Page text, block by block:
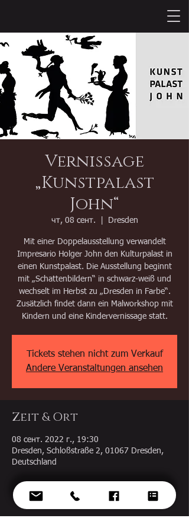
Vernissage
„Kunstpalast
John“
чт, 08 сент. Dresden
Mit einer Doppelausstellung verwandelt
Impresario Holger John den Kulturpalast in
einen Kunstpalast. Die Ausstellung beginnt
mit „Schattenbildern“ in schwarz-weiß und
wechselt im Herbst zu „Dresden in Farbe“.
Zusätzlich findet dann ein Malworkshop mit
Kindern und eine Kindervernissage statt.
Tickets stehen nicht zum Verkauf
Andere Veranstaltungen ansehen
Zeit & Ort
08 сент. 2022 г., 19:30
Dresden, Schloßstraße 2, 01067 Dresden,
Deutschland